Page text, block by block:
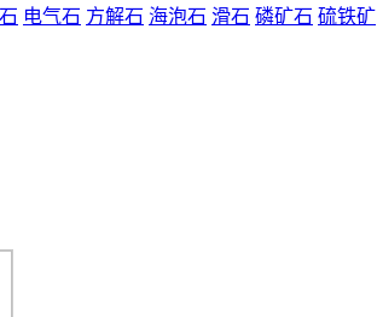
电气石 方解石 海泡石 滑石 磷矿石 硫铁矿